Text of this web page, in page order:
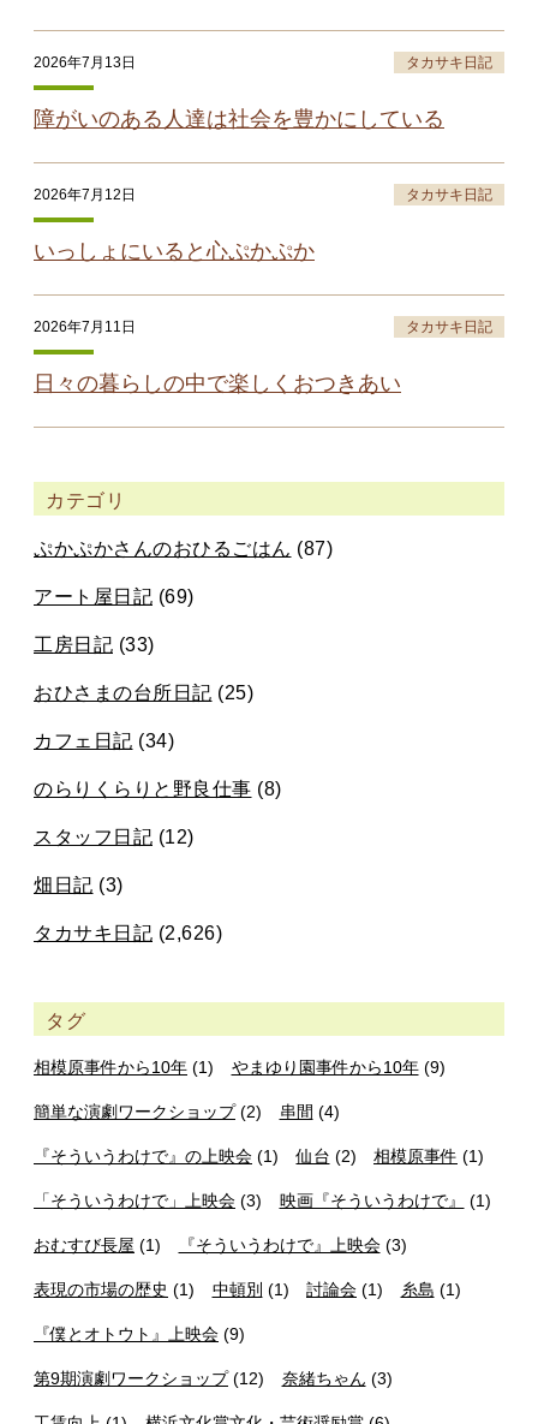
2026年7月13日 タカサキ日記
障がいのある人達は社会を豊かにしている
2026年7月12日 タカサキ日記
いっしょにいると心ぷかぷか
2026年7月11日 タカサキ日記
日々の暮らしの中で楽しくおつきあい
カテゴリ
ぷかぷかさんのおひるごはん (87)
アート屋日記 (69)
工房日記 (33)
おひさまの台所日記 (25)
カフェ日記 (34)
のらりくらりと野良仕事 (8)
スタッフ日記 (12)
畑日記 (3)
タカサキ日記 (2,626)
タグ
相模原事件から10年 (1) やまゆり園事件から10年(9)
簡単な演劇ワークショップ(2) 串間 (4)
『そういうわけで』の上映会 (1) 仙台 (2) 相模原事件 (1)
「そういうわけで」上映会 (3) 映画『そういうわけで』 (1)
おむすび長屋 (1) 『そういうわけで』上映会(3)
表現の市場の歴史 (1) 中頓別 (1) 討論会 (1) 糸島 (1)
『僕とオトウト』上映会 (9)
第9期演劇ワークショップ(12) 奈緒ちゃん (3)